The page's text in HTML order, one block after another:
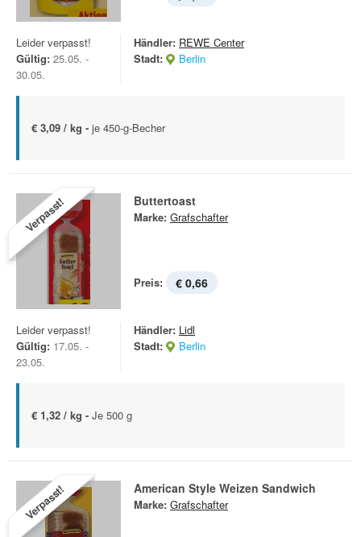
Leider verpasst!
Gültig: 25.05. -
30.05.
Händler: REWE Center
Stadt:
Berlin
€ 3,09 / kg - je 450-g-Becher
Verpasst! Buttertoast
Marke: Grafschafter
Preis: € 0,66
Leider verpasst!
Gültig: 17.05. -
23.05.
Händler: Lidl
Stadt:
Berlin
€ 1,32 / kg - Je 500 g
Verpasst! American Style Weizen Sandwich
Marke: Grafschafter